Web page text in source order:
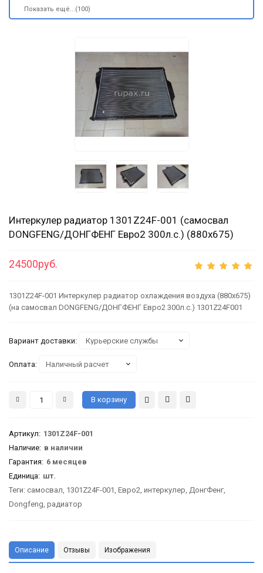
Показать ещё...(100)
Интеркулер радиатор 1301Z24F-001 (самосвал
DONGFENG/ДОНГФЕНГ Евро2 300л.с.) (880х675)
24500руб.
1301Z24F-001 Интеркулер радиатор охлаждения воздуха (880х675)
(на самосвал DONGFENG/ДОНГФЕНГ Евро2 300л.с.) 1301Z24F001
Вариант доставки:
Оплата:
Артикул: 1301Z24F-001
Наличие: в наличии
Гарантия: 6 месяцев
Единица: шт.
Теги: самосвал, 1301Z24F-001, Евро2, интеркулер, ДонгФенг,
Dongfeng, радиатор
Описание Отзывы Изображения